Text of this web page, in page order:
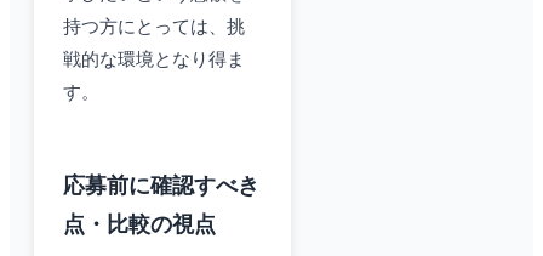
持つ方にとっては、挑
戦的な環境となり得ま
す。
応募前に確認すべき
点・比較の視点